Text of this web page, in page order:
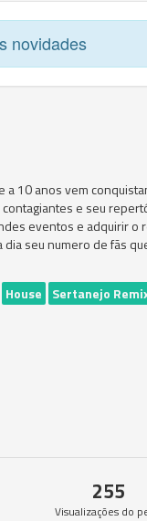
novidades
a 10 anos vem
e seu
eventos e adquirir o
seu numero de fãs
House Sertanejo
255
Visualizações do